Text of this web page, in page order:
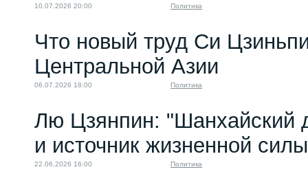
10.07.2026 20:00 Политика
Что новый труд Си
Центральной Азии
06.07.2026 18:00 Политика
Лю Цзянпин: "Шанхайский
и источник жизненной
22.06.2026 16:00 Политика